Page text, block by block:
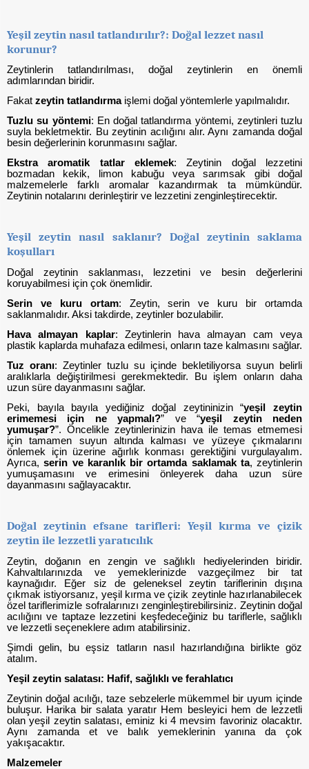
Yeşil zeytin nasıl tatlandırılır?: Doğal lezzet nasıl
korunur?
Zeytinlerin tatlandırılması, doğal zeytinlerin en önemli
adımlarından biridir.
Fakat zeytin tatlandırmaişlemi doğal yöntemlerle yapılmalıdır.
Tuzlu su yöntemi: En doğal tatlandırma yöntemi, zeytinleri tuzlu
suyla bekletmektir. Bu zeytinin acılığını alır. Aynı zamanda doğal
besin değerlerinin korunmasını sağlar.
Ekstra aromatik tatlar eklemek: Zeytinin doğal lezzetini
bozmadan kekik, limon kabuğu veya sarımsak gibi doğal
malzemelerle farklı aromalar kazandırmak ta mümkündür.
Zeytinin notalarını derinleştirir ve lezzetini zenginleştirecektir.
Yeşil zeytin nasıl saklanır? Doğal zeytinin saklama
koşulları
Doğal zeytinin saklanması, lezzetini ve besin değerlerini
koruyabilmesi için çok önemlidir.
Serin ve kuru ortam: Zeytin, serin ve kuru bir ortamda
saklanmalıdır. Aksi takdirde, zeytinler bozulabilir.
Hava almayan kaplar: Zeytinlerin hava almayan cam veya
plastik kaplarda muhafaza edilmesi, onların taze kalmasını sağlar.
Tuz oranı: Zeytinler tuzlu su içinde bekletiliyorsa suyun belirli
aralıklarla değiştirilmesi gerekmektedir. Bu işlem onların daha
uzun süre dayanmasını sağlar.
Peki, bayıla bayıla yediğiniz doğal zeytininizin
“yeşil zeytin
erimemesi için ne yapmalı?” ve “yeşil zeytin neden
yumuşar?”. Öncelikle zeytinlerinizin hava ile temas etmemesi
için tamamen suyun altında kalması ve yüzeye çıkmalarını
önlemek için üzerine ağırlık konması gerektiğini vurgulayalım.
Ayrıca,serin ve karanlık bir ortamda saklamak ta, zeytinlerin
yumuşamasını ve erimesini önleyerek daha uzun süre
dayanmasını sağlayacaktır.
Doğal zeytinin efsane tarifleri: Yeşil kırma ve çizik
zeytin ile lezzetli yaratıcılık
Zeytin, doğanın en zengin ve sağlıklı hediyelerinden biridir.
Kahvaltılarınızda ve yemeklerinizde vazgeçilmez bir tat
kaynağıdır. Eğer siz de geleneksel zeytin tariflerinin dışına
çıkmak istiyorsanız, yeşil kırma ve çizik zeytinle hazırlanabilecek
özel tariflerimizle sofralarınızı zenginleştirebilirsiniz. Zeytinin doğal
acılığını ve taptaze lezzetini keşfedeceğiniz bu tariflerle, sağlıklı
ve lezzetli seçeneklere adım atabilirsiniz.
Şimdi gelin, bu eşsiz tatların nasıl hazırlandığına birlikte göz
atalım.
Yeşil zeytin salatası: Hafif, sağlıklı ve ferahlatıcı
Zeytinin doğal acılığı, taze sebzelerle mükemmel bir uyum içinde
buluşur. Harika bir salata yaratır Hem besleyici hem de lezzetli
olan yeşil zeytin salatası, eminiz ki 4 mevsim favoriniz olacaktır.
Aynı zamanda et ve balık yemeklerinin yanına da çok
yakışacaktır.
Malzemeler